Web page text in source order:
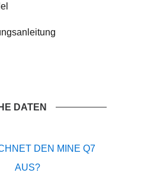
DATEN
DEN MINE Q7
AUS?